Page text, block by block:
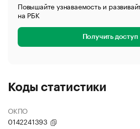
Повышайте узнаваемость и
на РБК
Получить доступ
Коды статистики
ОКПО
0142241393